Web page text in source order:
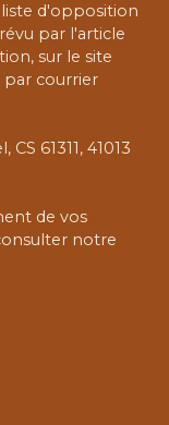
d'opposition
par l'article
sur le site
courrier
61311, 41013
de vos
notre